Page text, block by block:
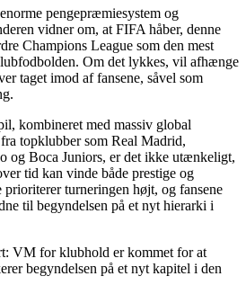
pengepræmiesystem og
vidner om, at FIFA håber, denne
Champions League som den mest
Om det lykkes, vil afhænge
taget imod af fansene, såvel som
kombineret med massiv global
topklubber som Real Madrid,
og Boca Juniors, er det ikke utænkeligt,
tid kan vinde både prestige og
turneringen højt, og fansene
til begyndelsen på et nyt hierarki i
VM for klubhold er kommet for at
begyndelsen på et nyt kapitel i den